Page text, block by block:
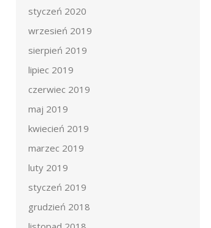
styczeń 2020
wrzesień 2019
sierpień 2019
lipiec 2019
czerwiec 2019
maj 2019
kwiecień 2019
marzec 2019
luty 2019
styczeń 2019
grudzień 2018